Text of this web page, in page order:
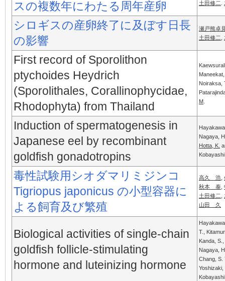
スの複数年にわたる周年産卵
土田修二
シロギスの産卵終了に及ぼす日長
の影響
瀬戸熊卓
土田修二
First record of Sporolithon
ptychoides Heydrich
(Sporolithales, Corallinophycidae,
Rhodophyta) from Thailand
Noiraksa,
M
Induction of spermatogenesis in
Japanese eel by recombinant
goldfish gonadotropins
Nagaya,
Hotta, K.
毒性試験用シオダマリミジンコ
Tigriopus japonicus の小型容器に
よる飼育及び繁殖
高久 浩
秋本 泰
土田修二
山田 久
Biological activities of single-chain
goldfish follicle-stimulating
hormone and luteinizing hormone
T.,
Kanda,
Nagaya,
Chang, S.
Yoshizaki,